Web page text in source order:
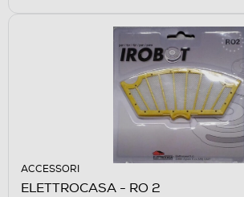
ACCESSORI
ELETTROCASA - RO 2